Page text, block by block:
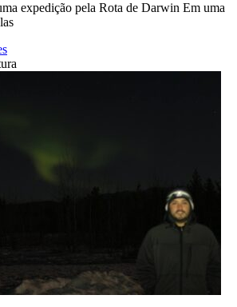
expedição pela Rota de Darwin Em uma